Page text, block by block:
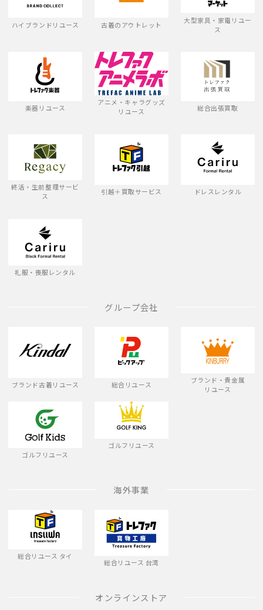
ハイブランドリユース 古着のアウトレット
大型家具・家電リユー
ス
楽器リユース
アニメ・キャラグッズ
リユース
総合出張買取
終活・生前整理サービ
ス
引越＋買取サービス ドレスレンタル
礼服・喪服レンタル
グループ会社
ブランド古着リユース 総合リユース
ブランド・貴金属
リユース
ゴルフリユース
ゴルフリユース
海外事業
総合リユース タイ
総合リユース 台湾
オンラインストア